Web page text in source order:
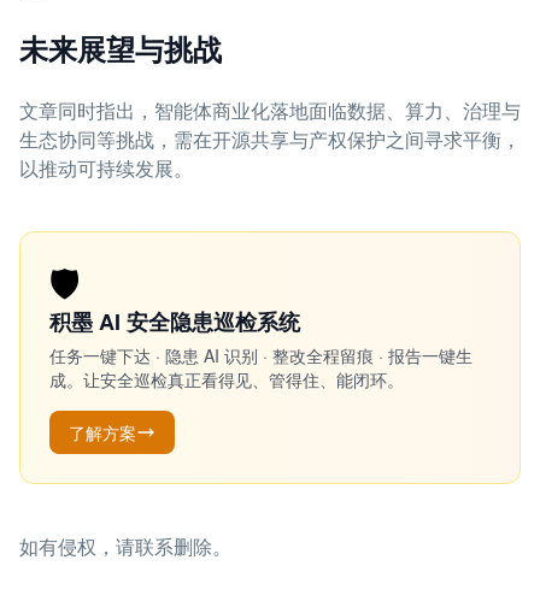
未来展望与挑战
文章同时指出，智能体商业化落地面临数据、算力、治理与
生态协同等挑战，需在开源共享与产权保护之间寻求平衡，
以推动可持续发展。
🛡️
积墨 AI 安全隐患巡检系统
任务一键下达 · 隐患 AI 识别 · 整改全程留痕 · 报告一键生
成。让安全巡检真正看得见、管得住、能闭环。
了解方案
如有侵权，请联系删除。